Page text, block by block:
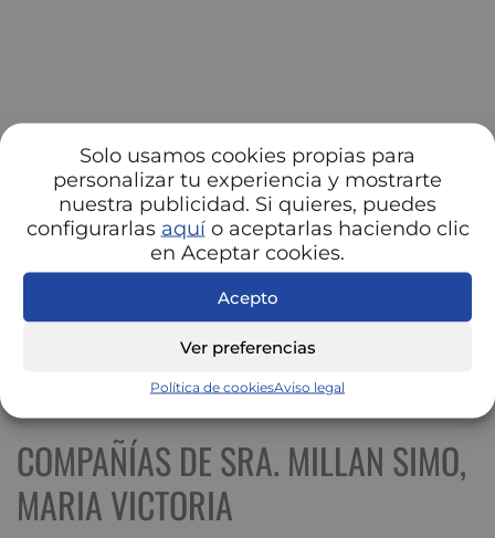
Solo usamos cookies propias para
personalizar tu experiencia y mostrarte
nuestra publicidad. Si quieres, puedes
configurarlas aquío aceptarlas haciendo clic
en Aceptar cookies.
Acepto
Ver preferencias
Política de cookiesAviso legal
COMPAÑÍAS DE SRA. MILLAN SIMO,
MARIA VICTORIA